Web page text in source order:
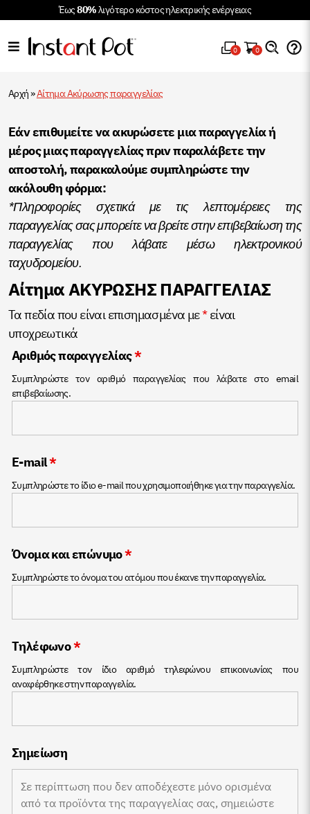
Έως80%λιγότερο κόστος ηλεκτρικής ενέργειας
0 0
Αρχή»Αίτημα Ακύρωσης παραγγελίας
Εάν επιθυμείτε να ακυρώσετε μια παραγγελία ή
μέρος μιας παραγγελίας πριν παραλάβετε την
αποστολή, παρακαλούμε συμπληρώστε την
ακόλουθη φόρμα:
*Πληροφορίες σχετικά με τις λεπτομέρειες της
παραγγελίας σας μπορείτε να βρείτε στην επιβεβαίωση της
παραγγελίας που λάβατε μέσω ηλεκτρονικού
ταχυδρομείου.
Αίτημα ΑΚΥΡΩΣΗΣ ΠΑΡΑΓΓΕΛΙΑΣ
Τα πεδία που είναι επισημασμένα με*είναι
υποχρεωτικά
Αριθμός παραγγελίας*
Συμπληρώστε τον αριθμό παραγγελίας που λάβατε στο email
επιβεβαίωσης.
E-mail*
Συμπληρώστε то ίδιο e-mail που χρησιμοποιήθηκε για την παραγγελία.
Όνομα και επώνυμο*
Συμπληρώστε το όνομα του ατόμου που έκανε την παραγγελία.
Τηλέφωνο*
Συμπληρώστε τον ίδιο αριθμό τηλεφώνου επικοινωνίας που
αναφέρθηκε στην παραγγελία.
Σημείωση